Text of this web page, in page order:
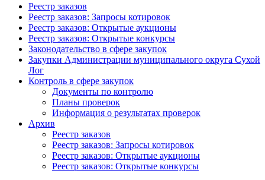
Реестр заказов
Реестр заказов: Запросы котировок
Реестр заказов: Открытые аукционы
Реестр заказов: Открытые конкурсы
Законодательство в сфере закупок
Закупки Администрации муниципального округа Сухой
Лог
Контроль в сфере закупок
Документы по контролю
Планы проверок
Информация о результатах проверок
Архив
Реестр заказов
Реестр заказов: Запросы котировок
Реестр заказов: Открытые аукционы
Реестр заказов: Открытые конкурсы